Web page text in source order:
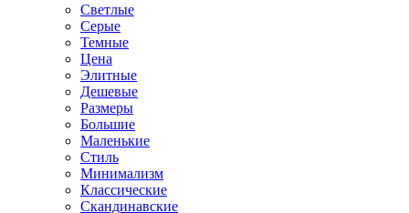
Светлые
Серые
Темные
Цена
Элитные
Дешевые
Размеры
Большие
Маленькие
Стиль
Минимализм
Классические
Скандинавские